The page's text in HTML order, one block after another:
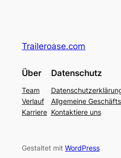
Traileroase.com
Über
Team
Verlauf
Karriere
Datenschutz
Allgemeine
Kontaktiere uns
Gestaltet mit WordPress